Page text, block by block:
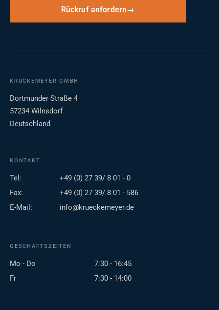
Rückruf anfordern
KRÜCKEMEYER GMBH
Dortmunder Straße 4
57234 Wilnsdorf
Deutschland
KONTAKT
Tel:
+49 (0) 27 39/ 8 01 - 0
Fax:
+49 (0) 27 39/ 8 01 - 586
E-Mail:
info@krueckemeyer.de
GESCHÄFTSZEITEN
Mo - Do
7:30 - 16:45
Fr
7:30 - 14:00